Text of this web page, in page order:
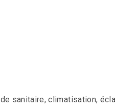
sanitaire, climatisation,